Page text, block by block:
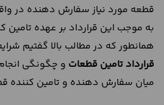
قطعه مورد نیاز سفارش دهنده در
به موجب این قرارداد بر عهده
همانطور که در مطالب بالا گفتیم
قرارداد تامین قطعات و چگونگی
میان سفارش دهنده و تامین